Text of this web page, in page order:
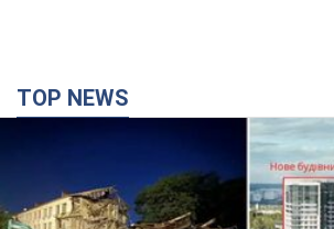
Киево-Печерскую лавру
"монстром"? Почему киевские
отказались остановить